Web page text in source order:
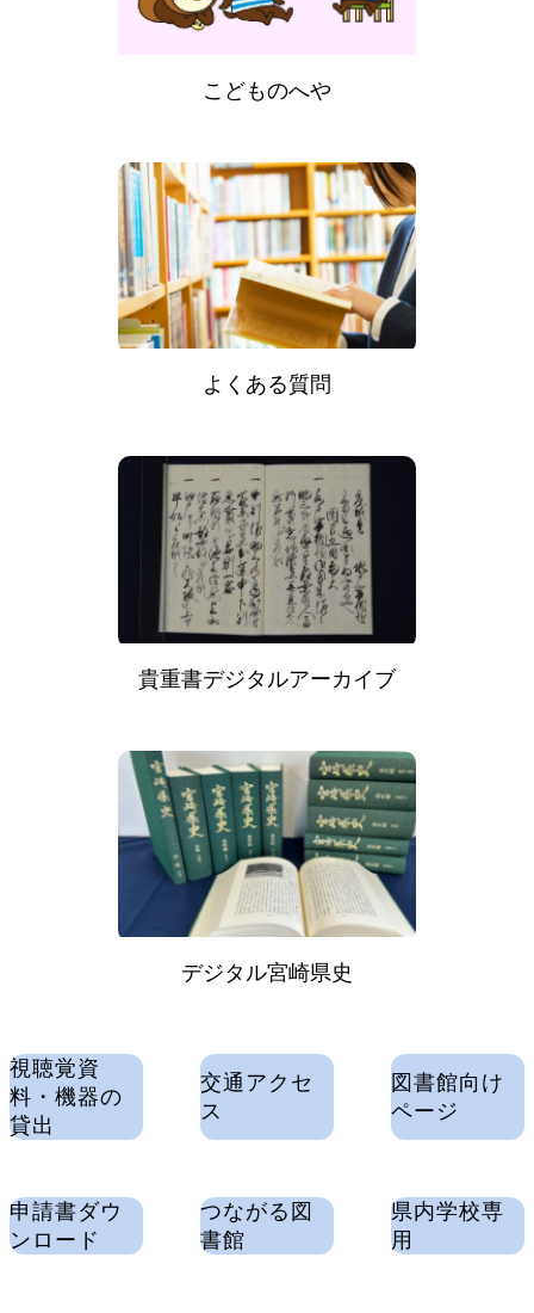
こどものへや
よくある質問
貴重書デジタルアーカイブ
デジタル宮崎県史
視聴覚資
料・機器の
貸出
交通アクセ
ス
図書館向け
ページ
申請書ダウ
ンロード
つながる図
書館
県内学校専
用